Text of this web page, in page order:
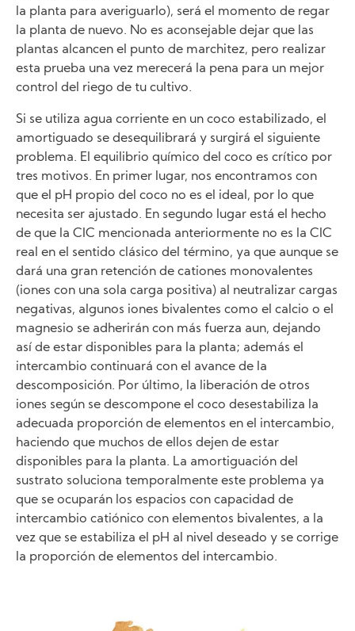
la planta para averiguarlo), será el momento de regar
la planta de nuevo. No es aconsejable dejar que las
plantas alcancen el punto de marchitez, pero realizar
esta prueba una vez merecerá la pena para un mejor
control del riego de tu cultivo.
Si se utiliza agua corriente en un coco estabilizado, el
amortiguado se desequilibrará y surgirá el siguiente
problema. El equilibrio químico del coco es crítico por
tres motivos. En primer lugar, nos encontramos con
que el pH propio del coco no es el ideal, por lo que
necesita ser ajustado. En segundo lugar está el hecho
de que la CIC mencionada anteriormente no es la CIC
real en el sentido clásico del término, ya que aunque se
dará una gran retención de cationes monovalentes
(iones con una sola carga positiva) al neutralizar cargas
negativas, algunos iones bivalentes como el calcio o el
magnesio se adherirán con más fuerza aun, dejando
así de estar disponibles para la planta; además el
intercambio continuará con el avance de la
descomposición. Por último, la liberación de otros
iones según se descompone el coco desestabiliza la
adecuada proporción de elementos en el intercambio,
haciendo que muchos de ellos dejen de estar
disponibles para la planta. La amortiguación del
sustrato soluciona temporalmente este problema ya
que se ocuparán los espacios con capacidad de
intercambio catiónico con elementos bivalentes, a la
vez que se estabiliza el pH al nivel deseado y se corrige
la proporción de elementos del intercambio.